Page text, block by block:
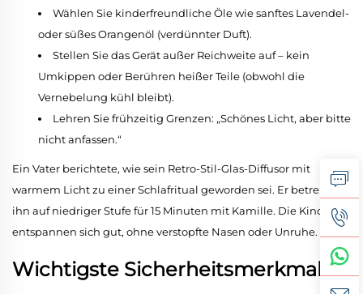
Wählen Sie kinderfreundliche Öle wie sanftes Lavendel-
oder süßes Orangenöl (verdünnter Duft).
Stellen Sie das Gerät außer Reichweite auf – kein
Umkippen oder Berühren heißer Teile (obwohl die
Vernebelung kühl bleibt).
Lehren Sie frühzeitig Grenzen: „Schönes Licht, aber bitte
nicht anfassen.“
Ein Vater berichtete, wie sein Retro-Stil-Glas-Diffusor mit
warmem Licht zu einer Schlafritual geworden sei. Er betreibt
ihn auf niedriger Stufe für 15 Minuten mit Kamille. Die Kinder
entspannen sich gut, ohne verstopfte Nasen oder Unruhe.
Wichtigste Sicherheitsmerkmale